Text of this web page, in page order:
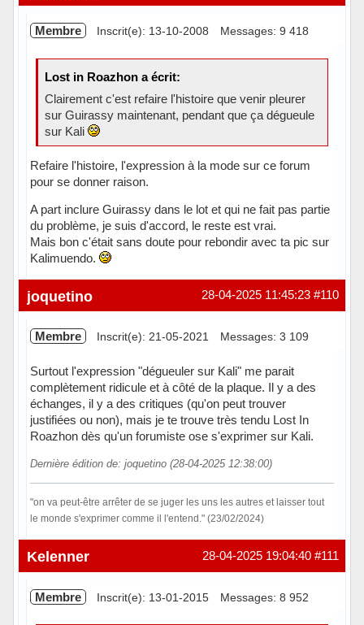
Membre Inscrit(e): 13-10-2008 Messages: 9 418
Lost in Roazhon a écrit:
Clairement c'est refaire l'histoire que venir pleurer
sur Guirassy maintenant, pendant que ça dégueule
sur Kali
Refaire l'histoire, l'expression à la mode sur ce forum
pour se donner raison.
A part inclure Guirassy dans le lot et qui ne fait pas partie
du problème, je suis d'accord, le reste est vrai.
Mais bon c'était sans doute pour rebondir avec ta pic sur
Kalimuendo.
En ligne #110
28-04-2025 11:45:23
joquetino
Membre Inscrit(e): 21-05-2021 Messages: 3 109
Surtout l'expression "dégueuler sur Kali" me parait
complètement ridicule et à côté de la plaque. Il y a des
échanges, il y a des critiques (qu'on peut trouver
justifiées ou non), mais je te trouve très tendu Lost In
Roazhon dès qu'un forumiste ose s'exprimer sur Kali.
Dernière édition de: joquetino (28-04-2025 12:38:00)
"on va peut-être arrêter de se juger les uns les autres et laisser tout
le monde s'exprimer comme il l'entend." (23/02/2024)
Hors ligne #111
28-04-2025 19:04:40
Kelenner
Membre Inscrit(e): 13-01-2015 Messages: 8 952